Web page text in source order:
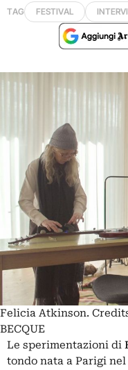
TAG FESTIVAL
Felicia Atkinson.
BECQUE
Le sperimentazioni di
tondo nata a Parigi